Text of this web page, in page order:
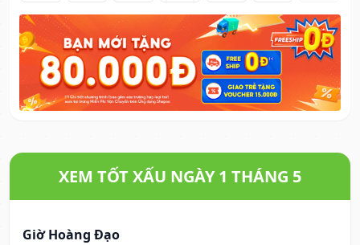
XEM TỐT XẤU NGÀY 1 THÁNG 5
Giờ Hoàng Đạo